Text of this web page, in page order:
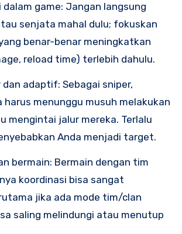
dalam game: Jangan langsung
senjata mahal dulu; fokuskan
benar-benar meningkatkan
reload time) terlebih dahulu.
dan adaptif: Sebagai sniper,
harus menunggu musuh melakukan
mengintai jalur mereka. Terlalu
Anda menjadi target.
bermain: Bermain dengan tim
koordinasi bisa sangat
jika ada mode tim/clan
saling melindungi atau menutup